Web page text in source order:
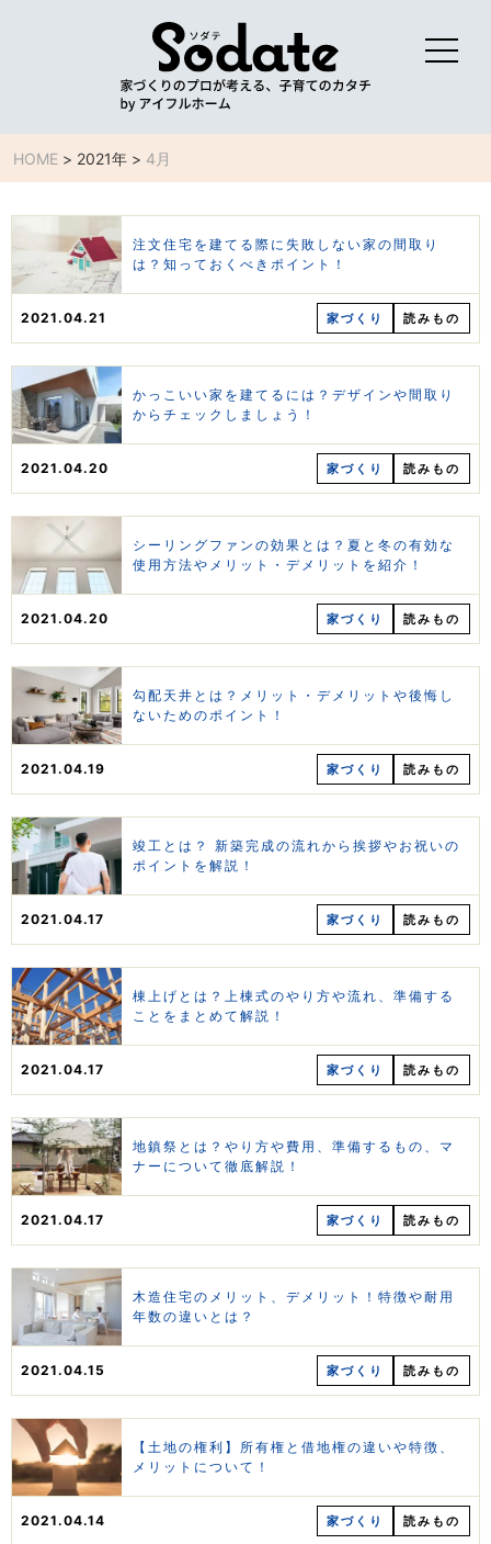
HOME > 2021年 > 4月
2021.04.21 家づくり 読みもの
注文住宅を建てる際に失敗しない家の間取り
は？知っておくべきポイント！
2021.04.20 家づくり 読みもの
かっこいい家を建てるには？デザインや間取り
からチェックしましょう！
2021.04.20 家づくり 読みもの
シーリングファンの効果とは？夏と冬の有効な
使用方法やメリット・デメリットを紹介！
2021.04.19 家づくり 読みもの
勾配天井とは？メリット・デメリットや後悔し
ないためのポイント！
2021.04.17 家づくり 読みもの
竣工とは？ 新築完成の流れから挨拶やお祝いの
ポイントを解説！
2021.04.17 家づくり 読みもの
棟上げとは？上棟式のやり方や流れ、準備する
ことをまとめて解説！
2021.04.17 家づくり 読みもの
地鎮祭とは？やり方や費用、準備するもの、マ
ナーについて徹底解説！
2021.04.15 家づくり 読みもの
木造住宅のメリット、デメリット！特徴や耐用
年数の違いとは？
2021.04.14 家づくり 読みもの
【土地の権利】所有権と借地権の違いや特徴、
メリットについて！